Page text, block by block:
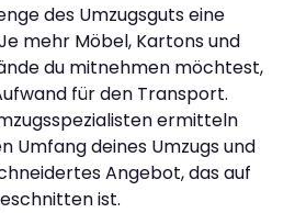
des Umzugsguts eine
mehr Möbel, Kartons und
du mitnehmen möchtest,
für den Transport.
ermitteln
Umfang deines Umzugs und
Angebot, das auf
ist.